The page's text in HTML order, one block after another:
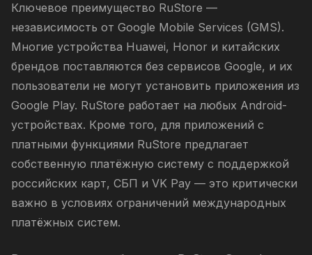
Ключевое преимущество RuStore —
независимость от Google Mobile Services (GMS).
Многие устройства Huawei, Honor и китайских
брендов поставляются без сервисов Google, и их
пользователи не могут установить приложения из
Google Play. RuStore работает на любых Android-
устройствах. Кроме того, для приложений с
платными функциями RuStore предлагает
собственную платёжную систему с поддержкой
российских карт, СБП и VK Pay — это критически
важно в условиях ограничений международных
платёжных систем.